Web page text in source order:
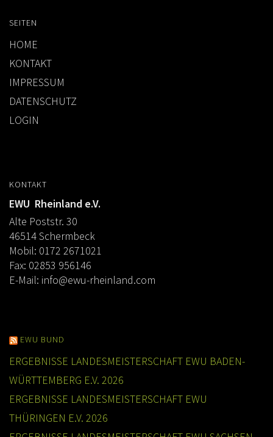
SEITEN
HOME
KONTAKT
IMPRESSUM
DATENSCHUTZ
LOGIN
KONTAKT
EWU Rheinland e.V.
Alte Poststr. 30
46514 Schermbeck
Mobil: 0172 2671021
Fax: 02853 956146
E-Mail: info@ewu-rheinland.com
EWU BUND
ERGEBNISSE LANDESMEISTERSCHAFT EWU BADEN-
WÜRTTEMBERG E.V. 2026
ERGEBNISSE LANDESMEISTERSCHAFT EWU
THÜRINGEN E.V. 2026